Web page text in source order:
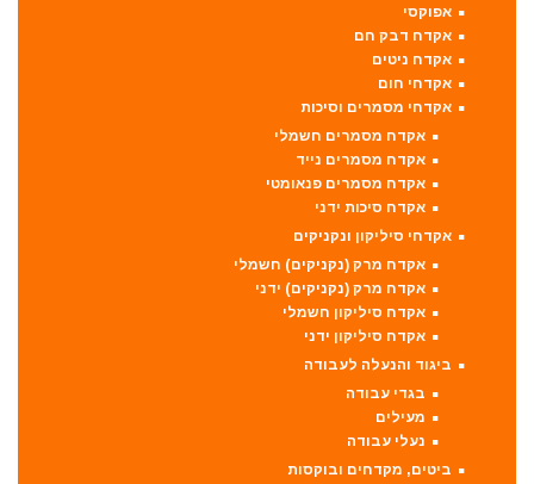
אפוקסי
אקדח דבק חם
אקדח ניטים
אקדחי חום
אקדחי מסמרים וסיכות
אקדח מסמרים חשמלי
אקדח מסמרים נייד
אקדח מסמרים פנאומטי
אקדח סיכות ידני
אקדחי סיליקון ונקניקים
אקדח מרק (נקניקים) חשמלי
אקדח מרק (נקניקים) ידני
אקדח סיליקון חשמלי
אקדח סיליקון ידני
ביגוד והנעלה לעבודה
בגדי עבודה
מעילים
נעלי עבודה
ביטים, מקדחים ובוקסות